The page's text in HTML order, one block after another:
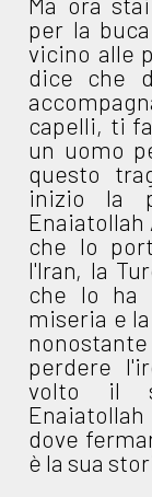
per la
vicino alle
dice che
capelli, ti
un uomo
questo
inizio la
che lo
l'Iran, la
che lo ha
miseria e
perdere
volto il
dove
è la sua